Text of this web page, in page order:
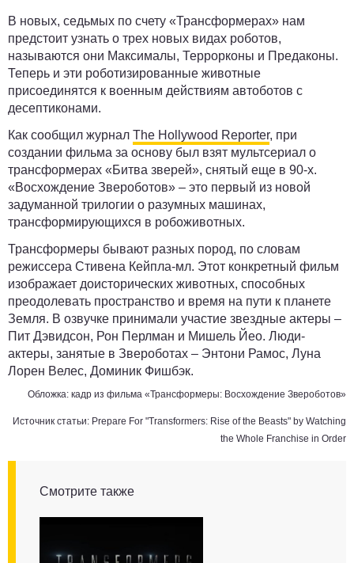
В новых, седьмых по счету «Трансформерах» нам
предстоит узнать о трех новых видах роботов,
называются они Максималы, Террорконы и Предаконы.
Теперь и эти роботизированные животные
присоединятся к военным действиям автоботов с
десептиконами.
Как сообщил журнал The Hollywood Reporter, при
создании фильма за основу был взят мультсериал о
трансформерах «Битва зверей», снятый еще в 90-х.
«Восхождение Звероботов» – это первый из новой
задуманной трилогии о разумных машинах,
трансформирующихся в робоживотных.
Трансформеры бывают разных пород, по словам
режиссера Стивена Кейпла-мл. Этот конкретный фильм
изображает доисторических животных, способных
преодолевать пространство и время на пути к планете
Земля. В озвучке принимали участие звездные актеры –
Пит Дэвидсон, Рон Перлман и Мишель Йео. Люди-
актеры, занятые в Звероботах – Энтони Рамос, Луна
Лорен Велес, Доминик Фишбэк.
Обложка: кадр из фильма «Трансформеры: Восхождение Звероботов»
Источник статьи: Prepare For "Transformers: Rise of the Beasts" by Watching
the Whole Franchise in Order
Смотрите также